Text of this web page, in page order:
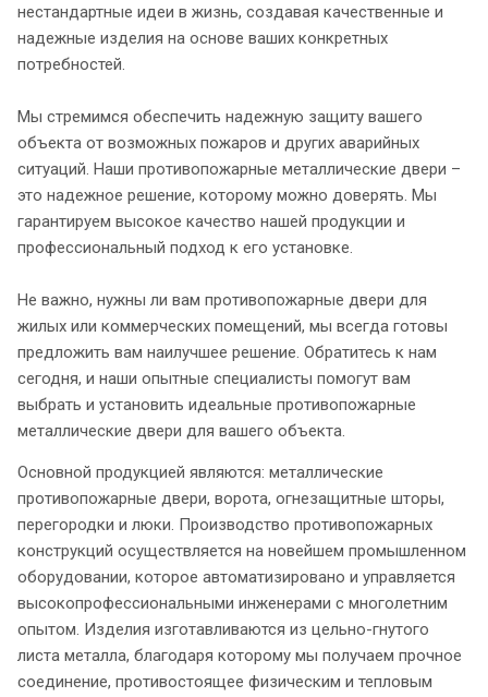
нестандартные идеи в жизнь, создавая качественные и
надежные изделия на основе ваших конкретных
потребностей.
Мы стремимся обеспечить надежную защиту вашего
объекта от возможных пожаров и других аварийных
ситуаций. Наши противопожарные металлические двери –
это надежное решение, которому можно доверять. Мы
гарантируем высокое качество нашей продукции и
профессиональный подход к его установке.
Не важно, нужны ли вам противопожарные двери для
жилых или коммерческих помещений, мы всегда готовы
предложить вам наилучшее решение. Обратитесь к нам
сегодня, и наши опытные специалисты помогут вам
выбрать и установить идеальные противопожарные
металлические двери для вашего объекта.
Основной продукцией являются: металлические
противопожарные двери, ворота, огнезащитные шторы,
перегородки и люки. Производство противопожарных
конструкций осуществляется на новейшем промышленном
оборудовании, которое автоматизировано и управляется
высокопрофессиональными инженерами с многолетним
опытом. Изделия изготавливаются из цельно-гнутого
листа металла, благодаря которому мы получаем прочное
соединение, противостоящее физическим и тепловым